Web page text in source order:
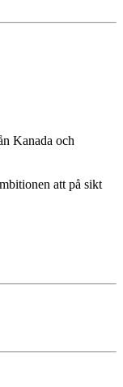
Kanada och
att på sikt